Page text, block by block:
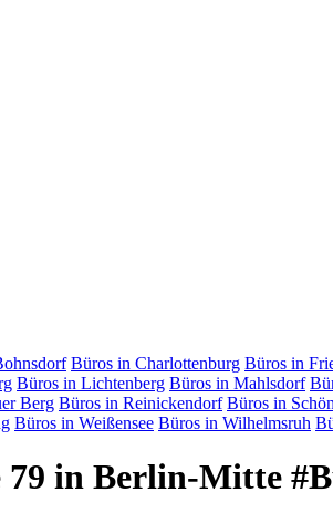
Büros in Charlottenburg Büros in
Büros in Lichtenberg Büros in Mahlsdorf
Berg Büros in Reinickendorf Büros in
Büros in Weißensee Büros in Wilhelmsruh
in Berlin-Mitte